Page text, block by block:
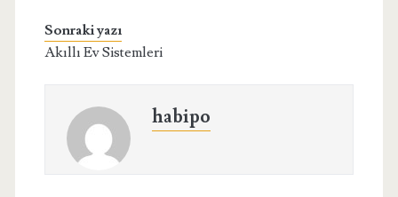
Sonraki yazı
Akıllı Ev Sistemleri
habipo